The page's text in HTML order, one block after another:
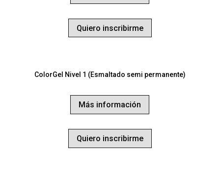
Quiero inscribirme
ColorGel Nivel 1 (Esmaltado semi permanente)
Más información
Quiero inscribirme